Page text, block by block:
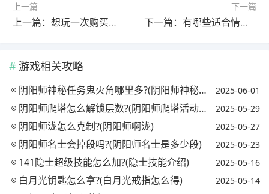
上一篇
上一篇：想玩一次购买、不必氪金的剧情手游，大家有什么好的推荐?(不需要氪金的rpg手游)
下一篇
下一篇：有哪些适合情侣一起玩的联机手机游戏?(有哪些适合情侣一起玩的联机手机游戏)
游戏相关攻略
阴阳师神秘任务鬼火角哪里多?(阴阳师神秘妖怪鬼火角幸运财富) 2025-06-01
阴阳师爬塔怎么解锁层数?(阴阳师爬塔活动攻略) 2025-05-29
阴阳师泷怎么克制?(阴阳师啊泷) 2025-05-27
阴阳师名士会掉段吗?(阴阳师名士是多少段) 2025-05-23
141隐士超级技能怎么加?(隐士技能介绍) 2025-05-16
白月光钥匙怎么拿?(白月光戒指怎么得) 2025-05-14